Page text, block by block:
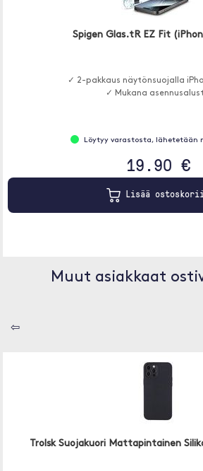
Spigen Glas.tR EZ Fit
✓ 2-pakkaus näytönsuojalla
✓ Mukana
Löytyy varastosta, lähetetään
19.90 €
Lisää
Muut asiakkaat
⇦
Trolsk Suojakuori Mattapintainen